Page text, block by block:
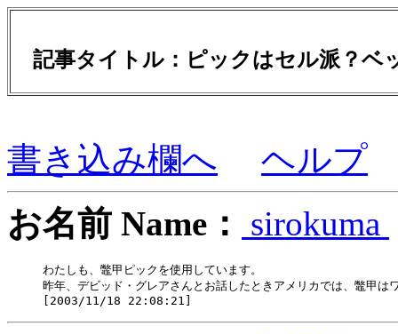
記事タイトル：ピックはセル派？
書き込み欄へ
ヘルプ
お名前 Name：
sirokuma
わたしも、鼈甲ピックを使用しています。
昨年、デビッド・グレアさんとお話したときアメリカでは、鼈甲